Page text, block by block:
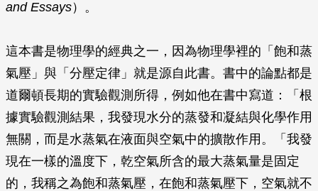
and Essays）。
這本書是物理學的經典之一，因為物理學裡的「飽和蒸
氣壓」與「分壓定律」就是源自此書。書中的論點都是
道爾頓長期的實驗觀測所得，例如他在書中寫道：「根
據實驗觀測結果，我發現水分的蒸發和凝結與化學作用
無關，而是水蒸氣在液面與空氣中的擴散作用。「我發
現在一樣的溫度下，乾空氣所含的最大蒸氣量是固定
的，我稱之為飽和蒸氣壓，在飽和蒸氣壓下，空氣就不